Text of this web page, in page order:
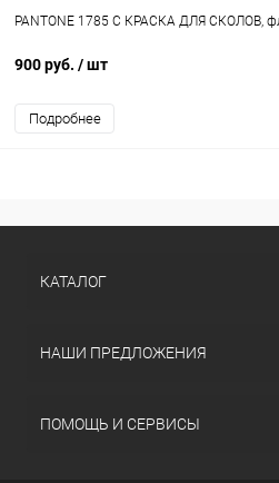
PANTONE 1785 C КРАСКА ДЛЯ СКОЛОВ,
900 руб. / шт
Подробнее
КАТАЛОГ
НАШИ ПРЕДЛОЖЕНИЯ
ПОМОЩЬ И СЕРВИСЫ